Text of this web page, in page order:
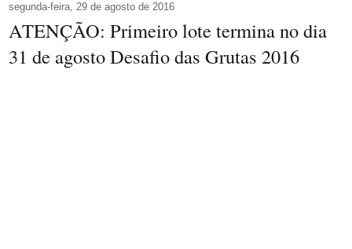
segunda-feira, 29 de agosto de 2016
ATENÇÃO: Primeiro lote termina no dia
31 de agosto Desafio das Grutas 2016